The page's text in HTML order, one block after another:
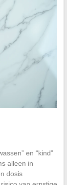
en “kind”
alleen in
dosis